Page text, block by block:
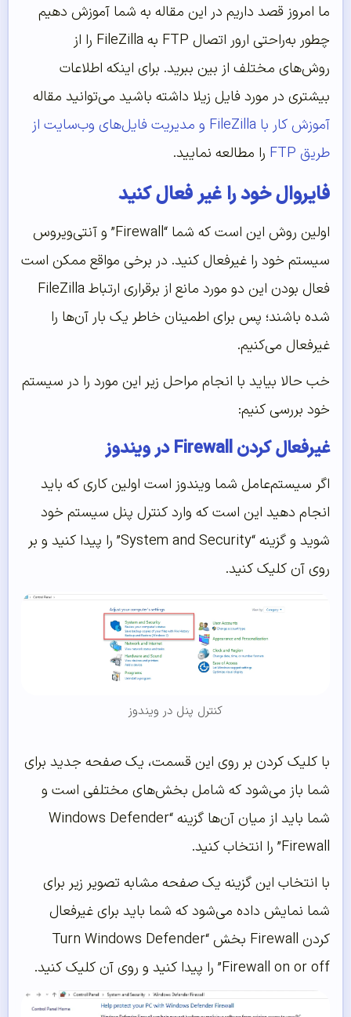
ما امروز قصد داریم در این مقاله به شما آموزش دهیم
چطور به‌‌راحتی ارور اتصال FTP به FileZilla را از
روش‌‌های مختلف از بین ببرید. برای اینکه اطلاعات
بیشتری در مورد فایل زیلا داشته باشید می‌‌توانید مقاله
آموزش کار با FileZilla و مدیریت فایل‌های وب‌‌سایت از
طریق FTP
را مطالعه نمایید.
فایروال خود را غیر فعال کنید
اولین روش این است که شما “Firewall” و آنتی‌ویروس
سیستم خود را غیرفعال کنید. در برخی مواقع ممکن است
فعال بودن این دو مورد مانع از برقراری ارتباط FileZilla
شده باشند؛ پس برای اطمینان خاطر یک بار آن‌ها را
غیرفعال می‌کنیم.
خب حالا بیاید با انجام مراحل زیر این مورد را در سیستم
خود بررسی کنیم:
غیرفعال کردن Firewall در ویندوز
اگر سیستم‌عامل شما ویندوز است اولین کاری که باید
انجام دهید این است که وارد کنترل پنل سیستم خود
شوید و گزینه “System and Security” را پیدا کنید و بر
روی آن کلیک کنید.
کنترل پنل در ویندوز
با کلیک کردن بر روی این قسمت، یک صفحه جدید برای
شما باز می‌شود که شامل بخش‌های مختلفی است و
شما باید از میان آن‌ها گزینه “Windows Defender
Firewall” را انتخاب کنید.
با انتخاب این گزینه یک صفحه مشابه تصویر زیر برای
شما نمایش داده می‌شود که شما باید برای غیرفعال
کردن Firewall بخش “Turn Windows Defender
Firewall on or off” را پیدا کنید و روی آن کلیک کنید.